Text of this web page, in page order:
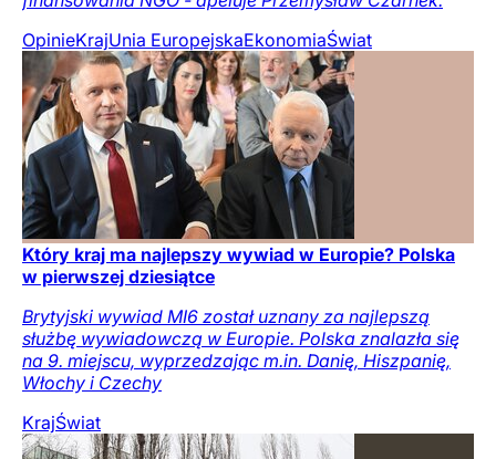
OpinieKrajUnia EuropejskaEkonomiaŚwiat
Który kraj ma najlepszy wywiad w Europie? Polska
w pierwszej dziesiątce
Brytyjski wywiad MI6 został uznany za najlepszą
służbę wywiadowczą w Europie. Polska znalazła się
na 9. miejscu, wyprzedzając m.in. Danię, Hiszpanię,
Włochy i Czechy
KrajŚwiat